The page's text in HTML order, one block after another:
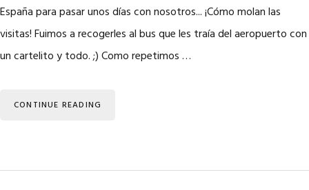
España para pasar unos días con nosotros... ¡Cómo molan las
visitas! Fuimos a recogerles al bus que les traía del aeropuerto con
un cartelito y todo. ;) Como repetimos …
CONTINUE READING